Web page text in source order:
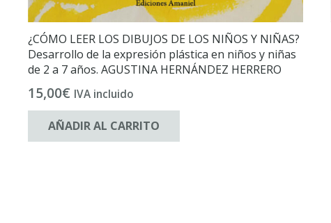
¿CÓMO LEER LOS DIBUJOS DE LOS NIÑOS Y NIÑAS?
Desarrollo de la expresión plástica en niños y niñas
de 2 a 7 años. AGUSTINA HERNÁNDEZ HERRERO
15,00€ IVA incluido
AÑADIR AL CARRITO